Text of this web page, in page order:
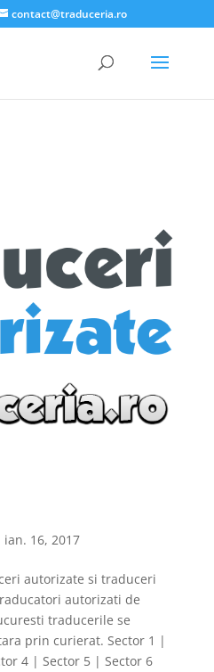
padding:0; }
contact@traduceria.ro
ian. 16, 2017
autorizate si traduceri
autorizati de
traducerile se
prin curierat. Sector 1 |
4 | Sector 5 | Sector 6